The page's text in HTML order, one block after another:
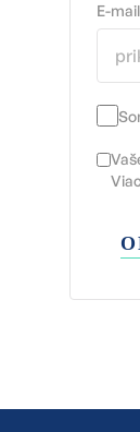
E-